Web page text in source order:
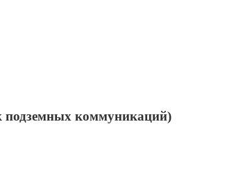
подземных коммуникаций)